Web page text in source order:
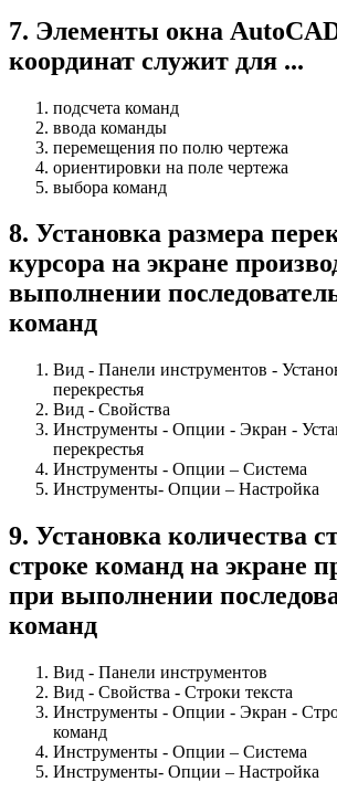
7. Элементы окна
координат служит для ...
подсчета команд
ввода команды
перемещения по полю чертежа
ориентировки на поле чертежа
выбора команд
8. Установка размера
курсора на экране
выполнении
команд
Вид - Панели инструментов -
перекрестья
Вид - Свойства
Инструменты - Опции - Экран -
перекрестья
Инструменты - Опции – Система
Инструменты- Опции – Настройка
9. Установка количества
строке команд на экране
при выполнении
команд
Вид - Панели инструментов
Вид - Свойства - Строки текста
Инструменты - Опции - Экран -
команд
Инструменты - Опции – Система
Инструменты- Опции – Настройка